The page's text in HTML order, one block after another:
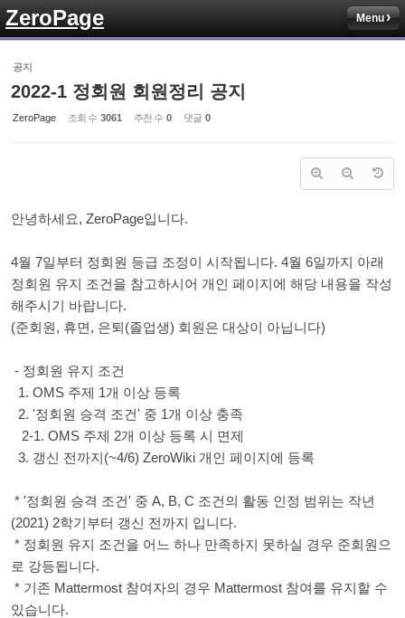
ZeroPage Menu
공지
2022-1 정회원 회원정리 공지
ZeroPage 조회 수 3061 추천 수 0 댓글 0
안녕하세요, ZeroPage입니다.
4월 7일부터 정회원 등급 조정이 시작됩니다. 4월 6일까지 아래
정회원 유지 조건을 참고하시어 개인 페이지에 해당 내용을 작성
해주시기 바랍니다.
(준회원, 휴면, 은퇴(졸업생) 회원은 대상이 아닙니다)
- 정회원 유지 조건
1. OMS 주제 1개 이상 등록
2. '정회원 승격 조건' 중 1개 이상 충족
2-1. OMS 주제 2개 이상 등록 시 면제
3. 갱신 전까지(~4/6) ZeroWiki 개인 페이지에 등록
* '정회원 승격 조건' 중 A, B, C 조건의 활동 인정 범위는 작년
(2021) 2학기부터 갱신 전까지 입니다.
* 정회원 유지 조건을 어느 하나 만족하지 못하실 경우 준회원으
로 강등됩니다.
* 기존 Mattermost 참여자의 경우 Mattermost 참여를 유지할 수
있습니다.
Sketchbook5, 스케치북5
Sketchbook5, 스케치북5